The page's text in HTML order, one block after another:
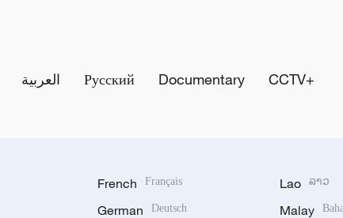
العربية Русский Documentary CCTV+
French Français
German Deutsch
Lao ລາວ
Malay